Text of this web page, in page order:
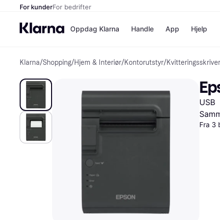
For kunderFor bedrifter
Oppdag Klarna
Betal nå
Betal i 3
Betal innen
Finansiering
Handle
Butikker
kicks.no
App Hjelp
Klarna/Shopping/Hjem & Interiør/Kontorutstyr/
USB
Fra 3